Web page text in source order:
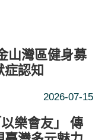
山灣區健身募
症認知
2026-07-15
樂會友」 傳